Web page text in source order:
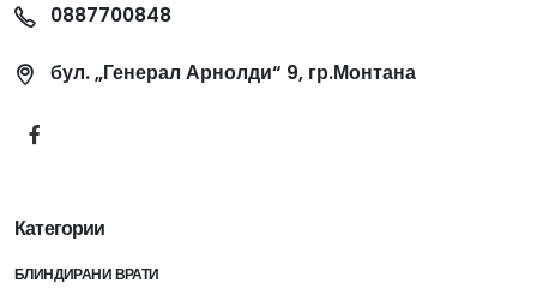
0887700848
бул. „Генерал Арнолди“ 9, гр.Монтана
Категории
БЛИНДИРАНИ ВРАТИ